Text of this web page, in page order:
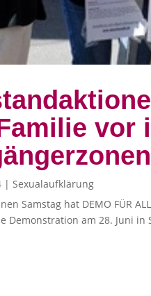
vor
| Sexualaufklärung
Samstag hat DEMO FÜR
Demonstration am 28. Juni